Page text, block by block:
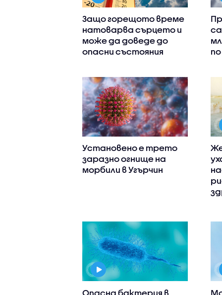
Защо горещото време
натоварва сърцето и
може да доведе до
опасни състояния
Установено е трето
заразно огнище на
морбили в Угърчин
Опасна бактерия в